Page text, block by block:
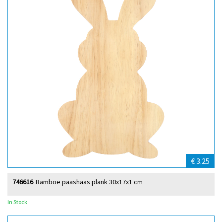
€ 3.25
Bamboe paashaas plank 30x17x1 cm
746616
In Stock